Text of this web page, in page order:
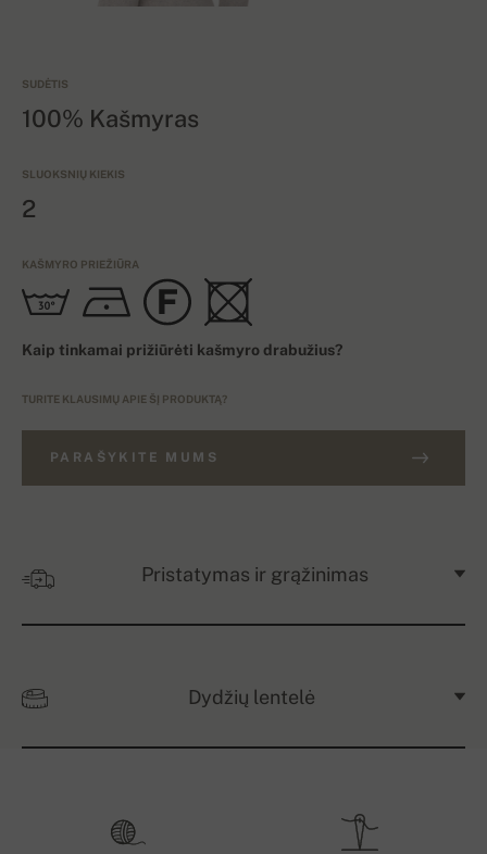
SUDĖTIS
100% Kašmyras
SLUOKSNIŲ KIEKIS
2
KAŠMYRO PRIEŽIŪRA
Kaip tinkamai prižiūrėti kašmyro drabužius?
TURITE KLAUSIMŲ APIE ŠĮ PRODUKTĄ?
PARAŠYKITE MUMS
Pristatymas ir grąžinimas
Dydžių lentelė